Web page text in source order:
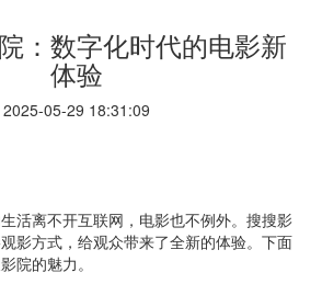
：数字化时代的电影新
体验
2025-05-29 18:31:09
活离不开互联网，电影也不例外。搜搜影
影方式，给观众带来了全新的体验。下面
院的魅力。